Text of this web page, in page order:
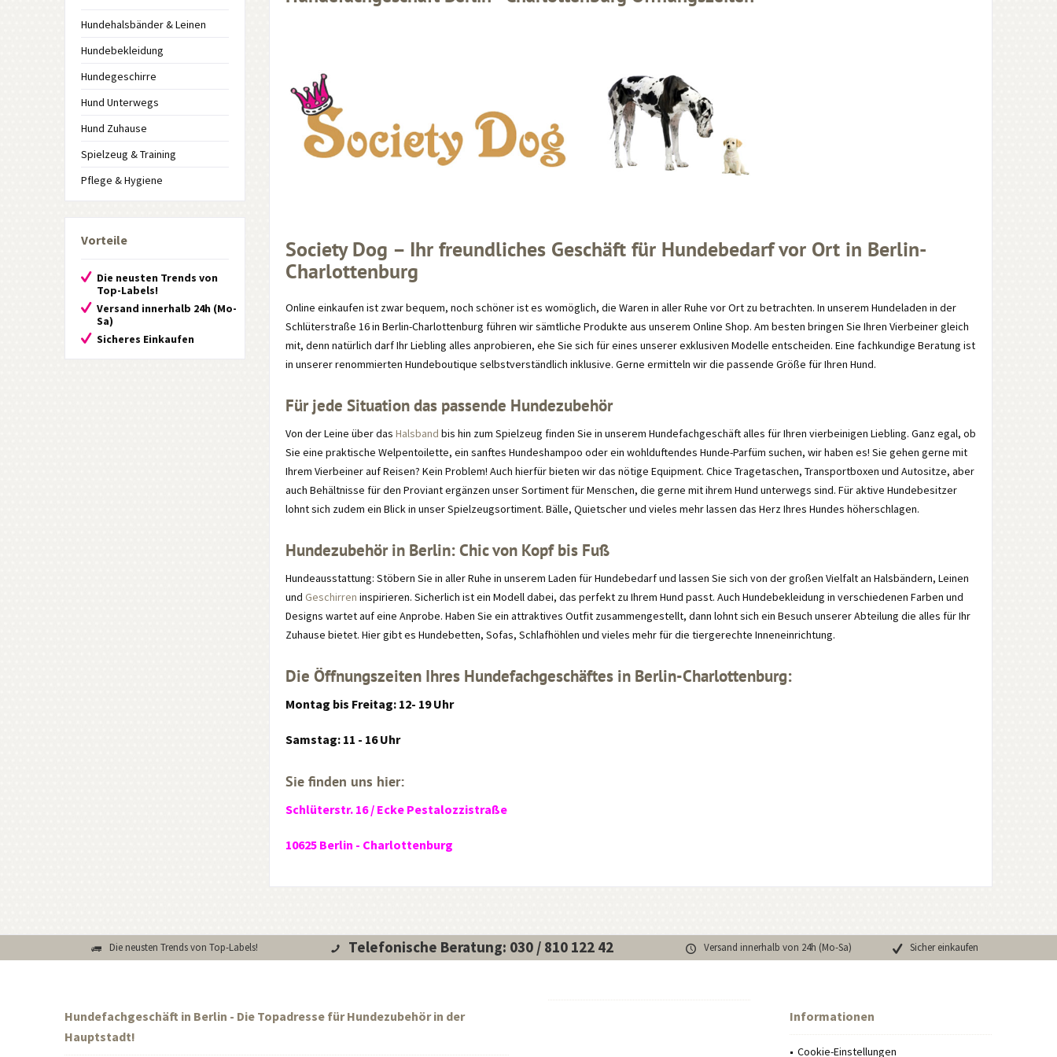
Hundehalsbänder & Leinen
Hundebekleidung
Hundegeschirre
Hund Unterwegs
Hund Zuhause
Spielzeug & Training
Pflege & Hygiene
Vorteile
Die neusten Trends von
Top-Labels!
Versand innerhalb 24h (Mo-
Sa)
Sicheres Einkaufen
Society Dog – Ihr freundliches Geschäft für Hundebedarf vor Ort in Berlin-
Charlottenburg
Online einkaufen ist zwar bequem, noch schöner ist es womöglich, die Waren in aller Ruhe vor Ort zu betrachten. In unserem Hundeladen in der
Schlüterstraße 16 in Berlin-Charlottenburg führen wir sämtliche Produkte aus unserem Online Shop. Am besten bringen Sie Ihren Vierbeiner gleich
mit, denn natürlich darf Ihr Liebling alles anprobieren, ehe Sie sich für eines unserer exklusiven Modelle entscheiden. Eine fachkundige Beratung ist
in unserer renommierten Hundeboutique selbstverständlich inklusive. Gerne ermitteln wir die passende Größe für Ihren Hund.
Für jede Situation das passende Hundezubehör
Von der Leine über das Halsband bis hin zum Spielzeug finden Sie in unserem Hundefachgeschäft alles für Ihren vierbeinigen Liebling. Ganz egal, ob
Sie eine praktische Welpentoilette, ein sanftes Hundeshampoo oder ein wohlduftendes Hunde-Parfüm suchen, wir haben es! Sie gehen gerne mit
Ihrem Vierbeiner auf Reisen? Kein Problem! Auch hierfür bieten wir das nötige Equipment. Chice Tragetaschen, Transportboxen und Autositze, aber
auch Behältnisse für den Proviant ergänzen unser Sortiment für Menschen, die gerne mit ihrem Hund unterwegs sind. Für aktive Hundebesitzer
lohnt sich zudem ein Blick in unser Spielzeugsortiment. Bälle, Quietscher und vieles mehr lassen das Herz Ihres Hundes höherschlagen.
Hundezubehör in Berlin: Chic von Kopf bis Fuß
Hundeausstattung: Stöbern Sie in aller Ruhe in unserem Laden für Hundebedarf und lassen Sie sich von der großen Vielfalt an Halsbändern, Leinen
und Geschirren inspirieren. Sicherlich ist ein Modell dabei, das perfekt zu Ihrem Hund passt. Auch Hundebekleidung in verschiedenen Farben und
Designs wartet auf eine Anprobe. Haben Sie ein attraktives Outfit zusammengestellt, dann lohnt sich ein Besuch unserer Abteilung die alles für Ihr
Zuhause bietet. Hier gibt es Hundebetten, Sofas, Schlafhöhlen und vieles mehr für die tiergerechte Inneneinrichtung.
Die Öffnungszeiten Ihres Hundefachgeschäftes in Berlin-Charlottenburg:
Montag bis Freitag: 12- 19 Uhr
Samstag: 11 - 16 Uhr
Sie finden uns hier:
Schlüterstr. 16 / Ecke Pestalozzistraße
10625 Berlin - Charlottenburg
Die neusten Trends von Top-Labels! Telefonische Beratung: 030 / 810 122 42 Versand innerhalb von 24h (Mo-Sa) Sicher einkaufen
Hundefachgeschäft in Berlin - Die Topadresse für Hundezubehör in der
Hauptstadt!
Informationen
Cookie-Einstellungen